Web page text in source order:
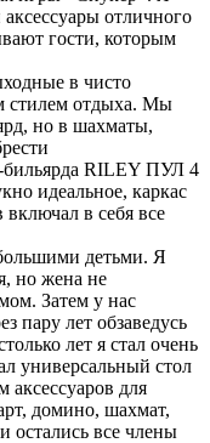
отличного
гости, которым
в чисто
стилем отдыха. Мы
но в шахматы,
RILEY ПУЛ 4
идеальное, каркас
включал в себя все
детьми. Я
но жена не
Затем у нас
пару лет обзаведусь
лет я стал очень
универсальный стол
для
домино, шахмат,
все члены